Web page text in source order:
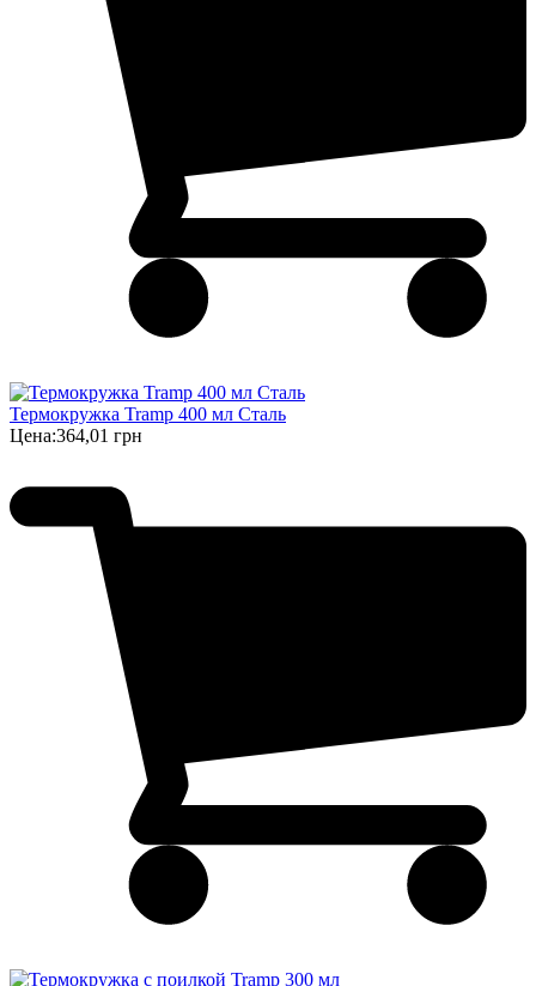
Термокружка Tramp 400 мл Сталь
Цена:364,01 грн